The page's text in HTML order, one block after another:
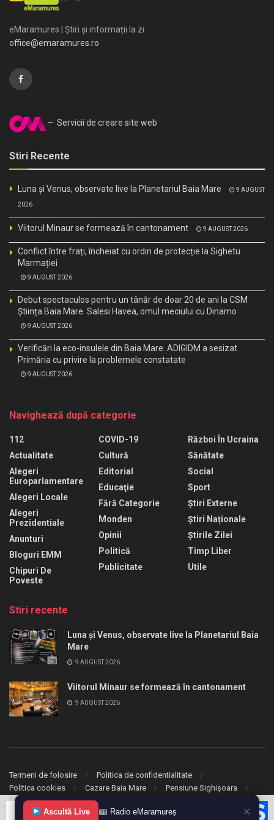
eMaramures | Știri și informații la zi
office@emaramures.ro
– Servicii de creare site web
Stiri Recente
Luna și Venus, observate live la Planetariul Baia Mare 9 AUGUST
2026
Viitorul Minaur se formează în cantonament 9 AUGUST 2026
Conflict între frați, încheiat cu ordin de protecție la Sighetu
Marmației
9 AUGUST 2026
Debut spectaculos pentru un tânăr de doar 20 de ani la CSM
Știința Baia Mare. Salesi Havea, omul meciului cu Dinamo
9 AUGUST 2026
Verificări la eco-insulele din Baia Mare. ADIGIDM a sesizat
Primăria cu privire la problemele constatate
9 AUGUST 2026
Navighează după categorie
112
Actualitate
Alegeri
Europarlamentare
Alegeri Locale
Alegeri
Prezidentiale
Anunturi
Bloguri EMM
Chipuri De
Poveste
COVID-19
Cultură
Editorial
Educaţie
Fără Categorie
Monden
Opinii
Politică
Publicitate
Război În Ucraina
Sănătate
Social
Sport
Știri Externe
Știri Naționale
Știrile Zilei
Timp Liber
Utile
Stiri recente
Luna și Venus, observate live la Planetariul Baia
Mare
9 AUGUST 2026
Viitorul Minaur se formează în cantonament
9 AUGUST 2026
Termeni de folosire
Politica de confidentialitate
Politica cookies
Cazare Baia Mare Pensiune Sighișoara
© 2020 eMaramures. Toate drepturile rezervate.
Ascultă Live Radio eMaramureș ✕